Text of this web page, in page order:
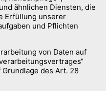
ähnlichen Diensten, die
Erfüllung unserer
und Pflichten
von Daten auf
des Art. 28